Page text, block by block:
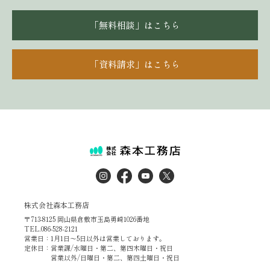
「無料相談」はこちら
「資料請求」はこちら
株式会社森本工務店
〒713-8125 岡山県倉敷市玉島勇崎1026番地
TEL.086-528-2121
営業日：1月1日～5日以外は営業しております。
定休日：営業課/水曜日・第二、第四木曜日・祝日
営業以外/日曜日・第二、第四土曜日・祝日